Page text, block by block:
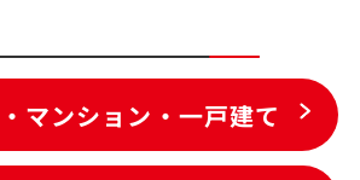
マンション・一戸建て